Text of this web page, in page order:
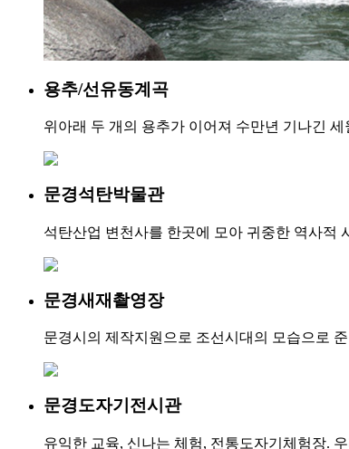
용추/선유동계곡
위아래 두 개의 용추가 이어져 수만년 기나긴
문경석탄박물관
석탄산업 변천사를 한곳에 모아 귀중한 역사적
문경새재촬영장
문경시의 제작지원으로 조선시대의 모습으로
문경도자기전시관
유익한 교육, 신나는 체험, 전통도자기체험장.